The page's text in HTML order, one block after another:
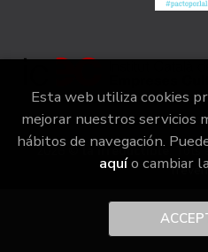
2026 ©la irreductible . Tots
Esta web utiliza cookies
mejorar nuestros servicios
hábitos de navegación.
aquío cambiar la